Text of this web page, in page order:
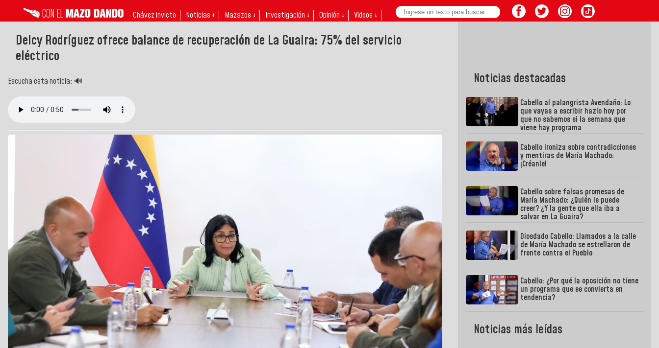
Chávez invicto Noticias ↓ Mazazos ↓ Investigación ↓ Opinión ↓ Videos ↓
Delcy Rodríguez ofrece balance de recuperación de La Guaira: 75% del servicio
eléctrico
Escucha esta noticia: 🔊 Noticias destacadas
Cabello al palangrista Avendaño: Lo
que vayas a escribir hazlo hoy por
que no sabemos si la semana que
viene hay programa
Cabello ironiza sobre contradicciones
y mentiras de María Machado:
¡Créanle!
Cabello sobre falsas promesas de
María Machado: ¿Quién le puede
creer? ¿Y la gente que ella iba a
salvar en La Guaira?
Diosdado Cabello: Llamados a la calle
de María Machado se estrellaron de
frente contra el Pueblo
Cabello: ¿Por qué la oposición no tiene
un programa que se convierta en
tendencia?
Noticias más leídas